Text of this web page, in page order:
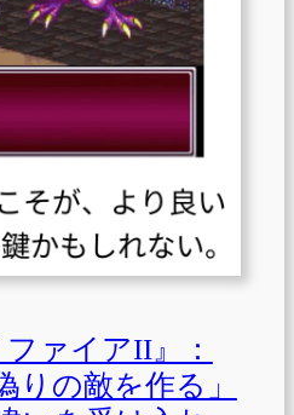
ファイアII』：
りの敵を作る」